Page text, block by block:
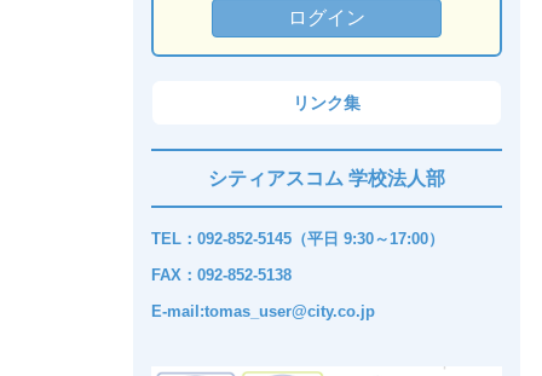
リンク集
シティアスコム 学校法人部
TEL：092-852-5145（平日 9:30～17:00）
FAX：092-852-5138
E-mail:tomas_user@city.co.jp